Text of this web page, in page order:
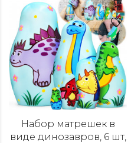
Набор матрешек в
виде динозавров, 6 шт,